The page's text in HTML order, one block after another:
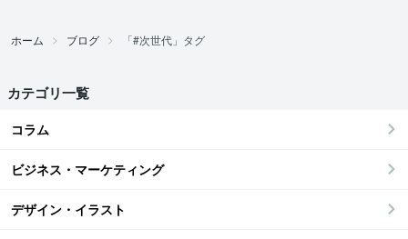
ホーム ブログ 「#次世代」タグ
カテゴリ一覧
コラム
ビジネス・マーケティング
デザイン・イラスト